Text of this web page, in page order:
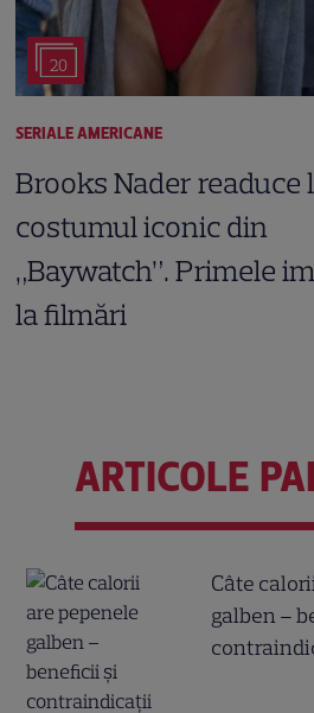
20
SERIALE AMERICANE
Brooks Nader readuce
costumul iconic din
„Baywatch”. Primele
la filmări
ARTICOLE
Câte
galben –